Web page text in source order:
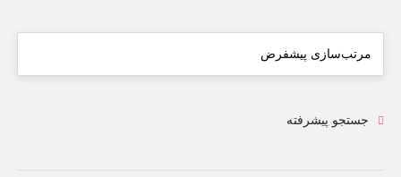
جستجو پیشرفته